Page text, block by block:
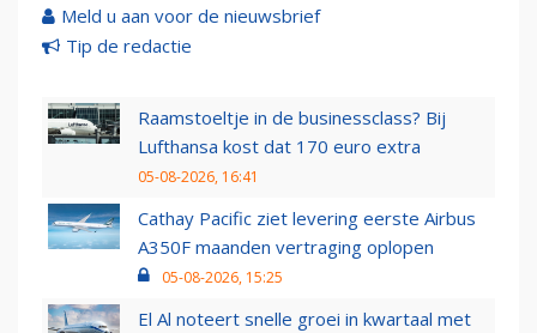
Meld u aan voor de nieuwsbrief
Tip de redactie
Raamstoeltje in de businessclass? Bij
Lufthansa kost dat 170 euro extra
05-08-2026, 16:41
Cathay Pacific ziet levering eerste Airbus
A350F maanden vertraging oplopen
05-08-2026, 15:25
El Al noteert snelle groei in kwartaal met